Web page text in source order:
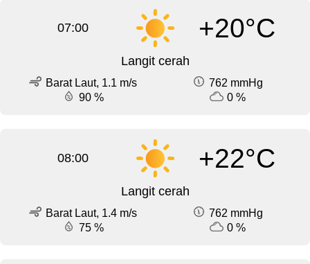
07:00 +20°C
Langit cerah
Barat Laut, 1.1 m/s
762 mmHg
90 %
0 %
08:00 +22°C
Langit cerah
Barat Laut, 1.4 m/s
762 mmHg
75 %
0 %